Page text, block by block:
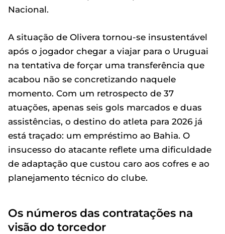
Nacional.
A situação de Olivera tornou-se insustentável
após o jogador chegar a viajar para o Uruguai
na tentativa de forçar uma transferência que
acabou não se concretizando naquele
momento. Com um retrospecto de 37
atuações, apenas seis gols marcados e duas
assistências, o destino do atleta para 2026 já
está traçado: um empréstimo ao Bahia. O
insucesso do atacante reflete uma dificuldade
de adaptação que custou caro aos cofres e ao
planejamento técnico do clube.
Os números das contratações na
visão do torcedor